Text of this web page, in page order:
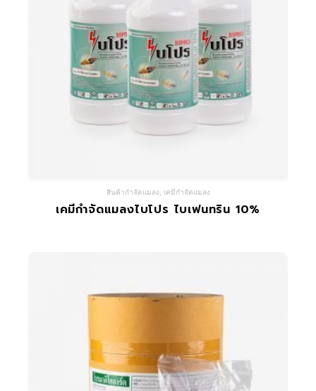
สินค้ากำจัดแมลง เคมีกำจัดแมลง
เคมีกำจัดแมลงไบโปร ไบเฟนทริน 10%